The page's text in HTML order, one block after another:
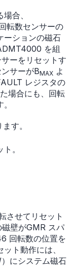
合、
転数センサーの
ーションの磁石
を組
ーをリセットす
サーがBMAX よ
レジスタの
場合にも、回転
す。
。
させてリセット
壁がGMR スパ
回転数の位置を
ト動作には、
にシステム磁石